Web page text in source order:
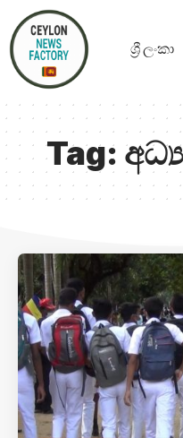
ශ්‍රී ලංකා
Tag: